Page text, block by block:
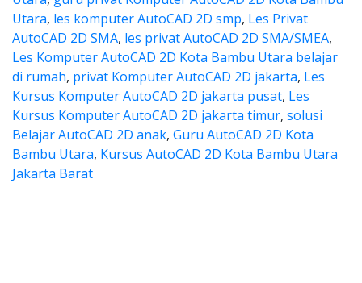
Utara, les komputer AutoCAD 2D smp, Les Privat
AutoCAD 2D SMA, les privat AutoCAD 2D SMA/SMEA,
Les Komputer AutoCAD 2D Kota Bambu Utara belajar
di rumah, privat Komputer AutoCAD 2D jakarta, Les
Kursus Komputer AutoCAD 2D jakarta pusat, Les
Kursus Komputer AutoCAD 2D jakarta timur, solusi
Belajar AutoCAD 2D anak, Guru AutoCAD 2D Kota
Bambu Utara, Kursus AutoCAD 2D Kota Bambu Utara
Jakarta Barat